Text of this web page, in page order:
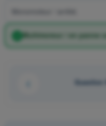
Multimoteur / en panne
Question